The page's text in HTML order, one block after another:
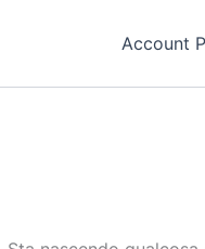
Account